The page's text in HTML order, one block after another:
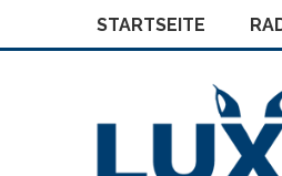
STARTSEITE